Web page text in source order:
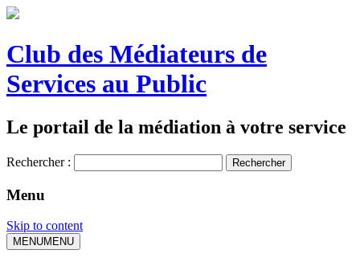
Club des Médiateurs de
Services au Public
Le portail de la médiation à votre service
Rechercher :
Menu
Skip to content
MENUMENU